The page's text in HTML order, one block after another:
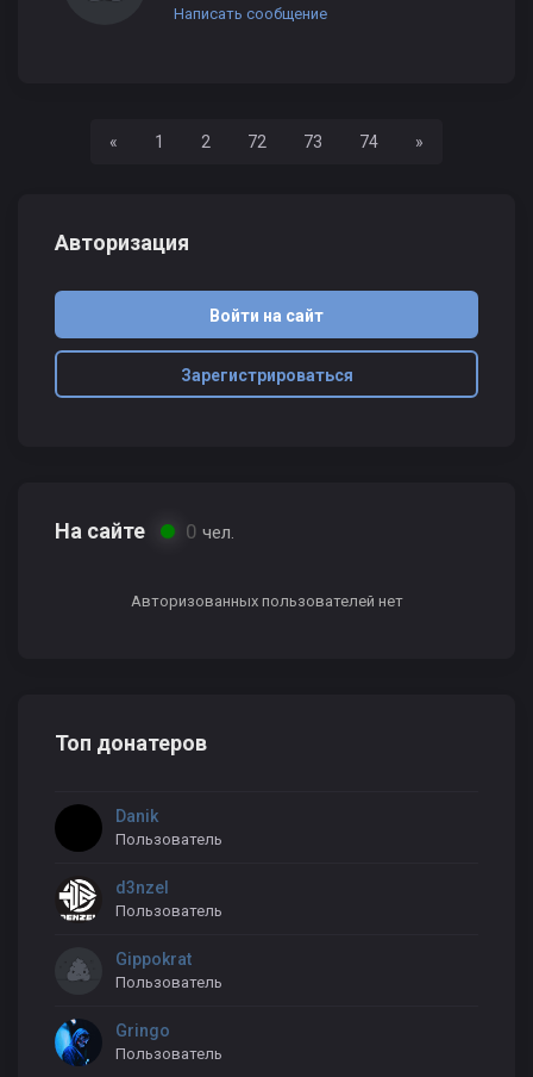
Написать сообщение
« Назад1 2 72 73 74 »
Авторизация
Войти на сайт
Зарегистрироваться
На сайте 0 чел.
Авторизованных пользователей нет
Топ донатеров
Danik
Пользователь
d3nzel
Пользователь
Gippokrat
Пользователь
Gringo
Пользователь